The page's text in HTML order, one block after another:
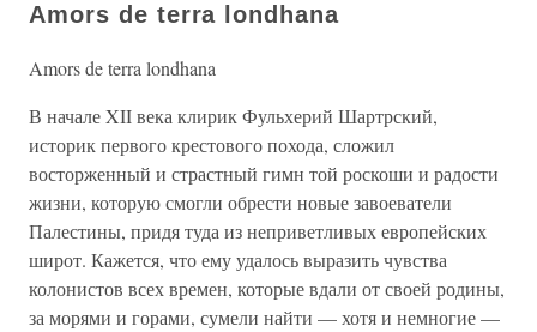
Amors de terra londhana
Amors de terra londhana
В начале XII века клирик Фульхерий Шартрский,
историк первого крестового похода, сложил
восторженный и страстный гимн той роскоши и радости
жизни, которую смогли обрести новые завоеватели
Палестины, придя туда из неприветливых европейских
широт. Кажется, что ему удалось выразить чувства
колонистов всех времен, которые вдали от своей родины,
за морями и горами, сумели найти — хотя и немногие —